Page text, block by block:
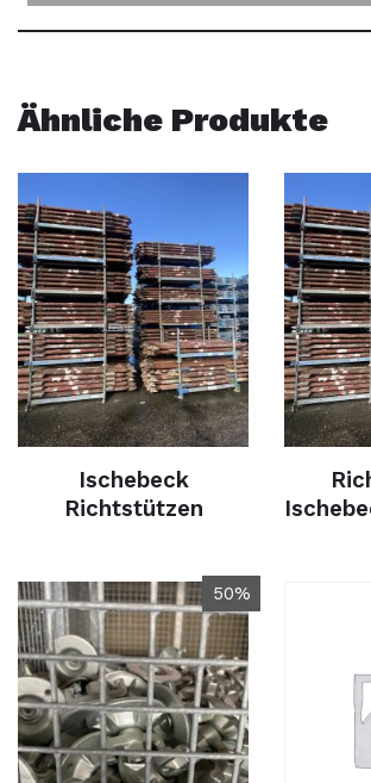
Ähnliche Produkte
Ischebeck
Richtstützen
50%